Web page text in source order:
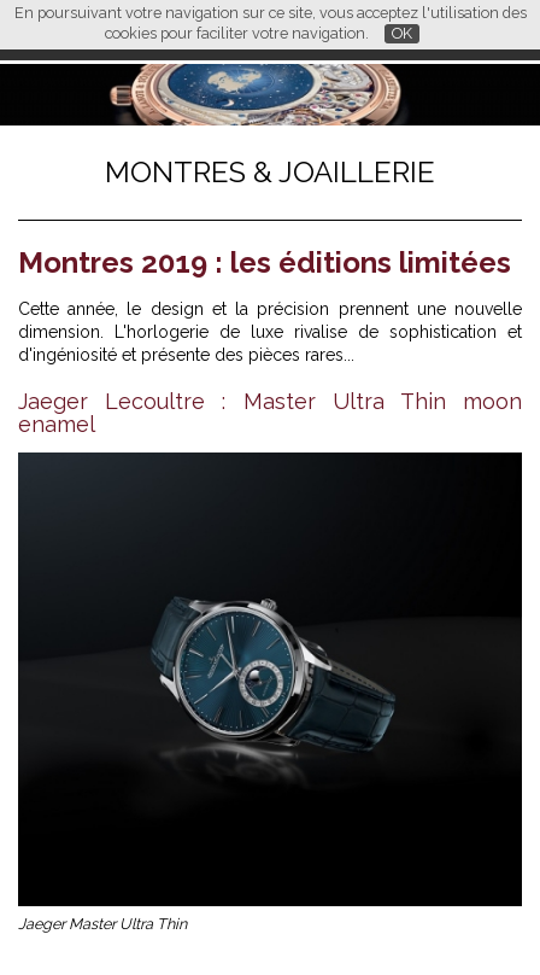
En poursuivant votre navigation sur ce site, vous acceptez l'utilisation des
cookies pour faciliter votre navigation.
OK
FR EN CN
L M
MONTRES & JOAILLERIE
Montres 2019 : les éditions limitées
Cette année, le design et la précision prennent une nouvelle
dimension. L'horlogerie de luxe rivalise de sophistication et
d'ingéniosité et présente des pièces rares...
Jaeger Lecoultre : Master Ultra Thin moon
enamel
Jaeger Master Ultra Thin